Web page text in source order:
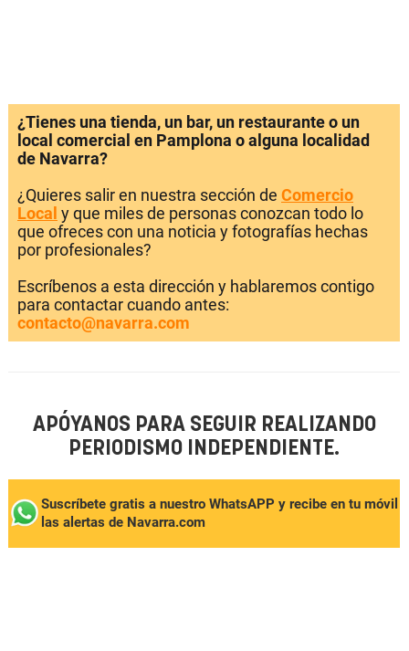
¿Tienes una tienda, un bar, un restaurante o un
local comercial en Pamplona o alguna localidad
de Navarra?
¿Quieres salir en nuestra sección de Comercio
Local y que miles de personas conozcan todo lo
que ofreces con una noticia y fotografías hechas
por profesionales?
Escríbenos a esta dirección y hablaremos contigo
para contactar cuando antes:
contacto@navarra.com
APÓYANOS PARA SEGUIR REALIZANDO
PERIODISMO INDEPENDIENTE.
Suscríbete gratis a nuestro WhatsAPP y recibe en tu móvil
las alertas de Navarra.com